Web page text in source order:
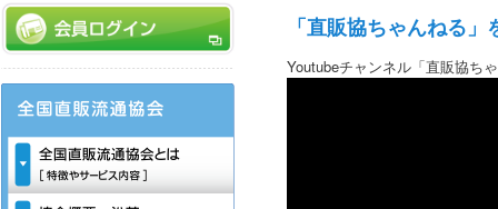
「直販協ちゃんねる
Youtubeチャンネル「直販協ち